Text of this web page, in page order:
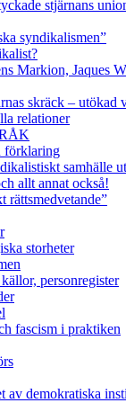
stjärnans
syndikalismen”
Markion, Jaques
skräck – utökad
relationer
förklaring
samhälle
allt annat också!
rättsmedvetande”
storheter
personregister
fascism i praktiken
av demokratiska